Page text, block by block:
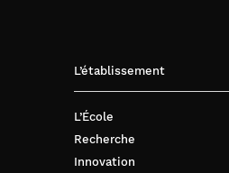
L’établissement
L’École
Recherche
Innovation